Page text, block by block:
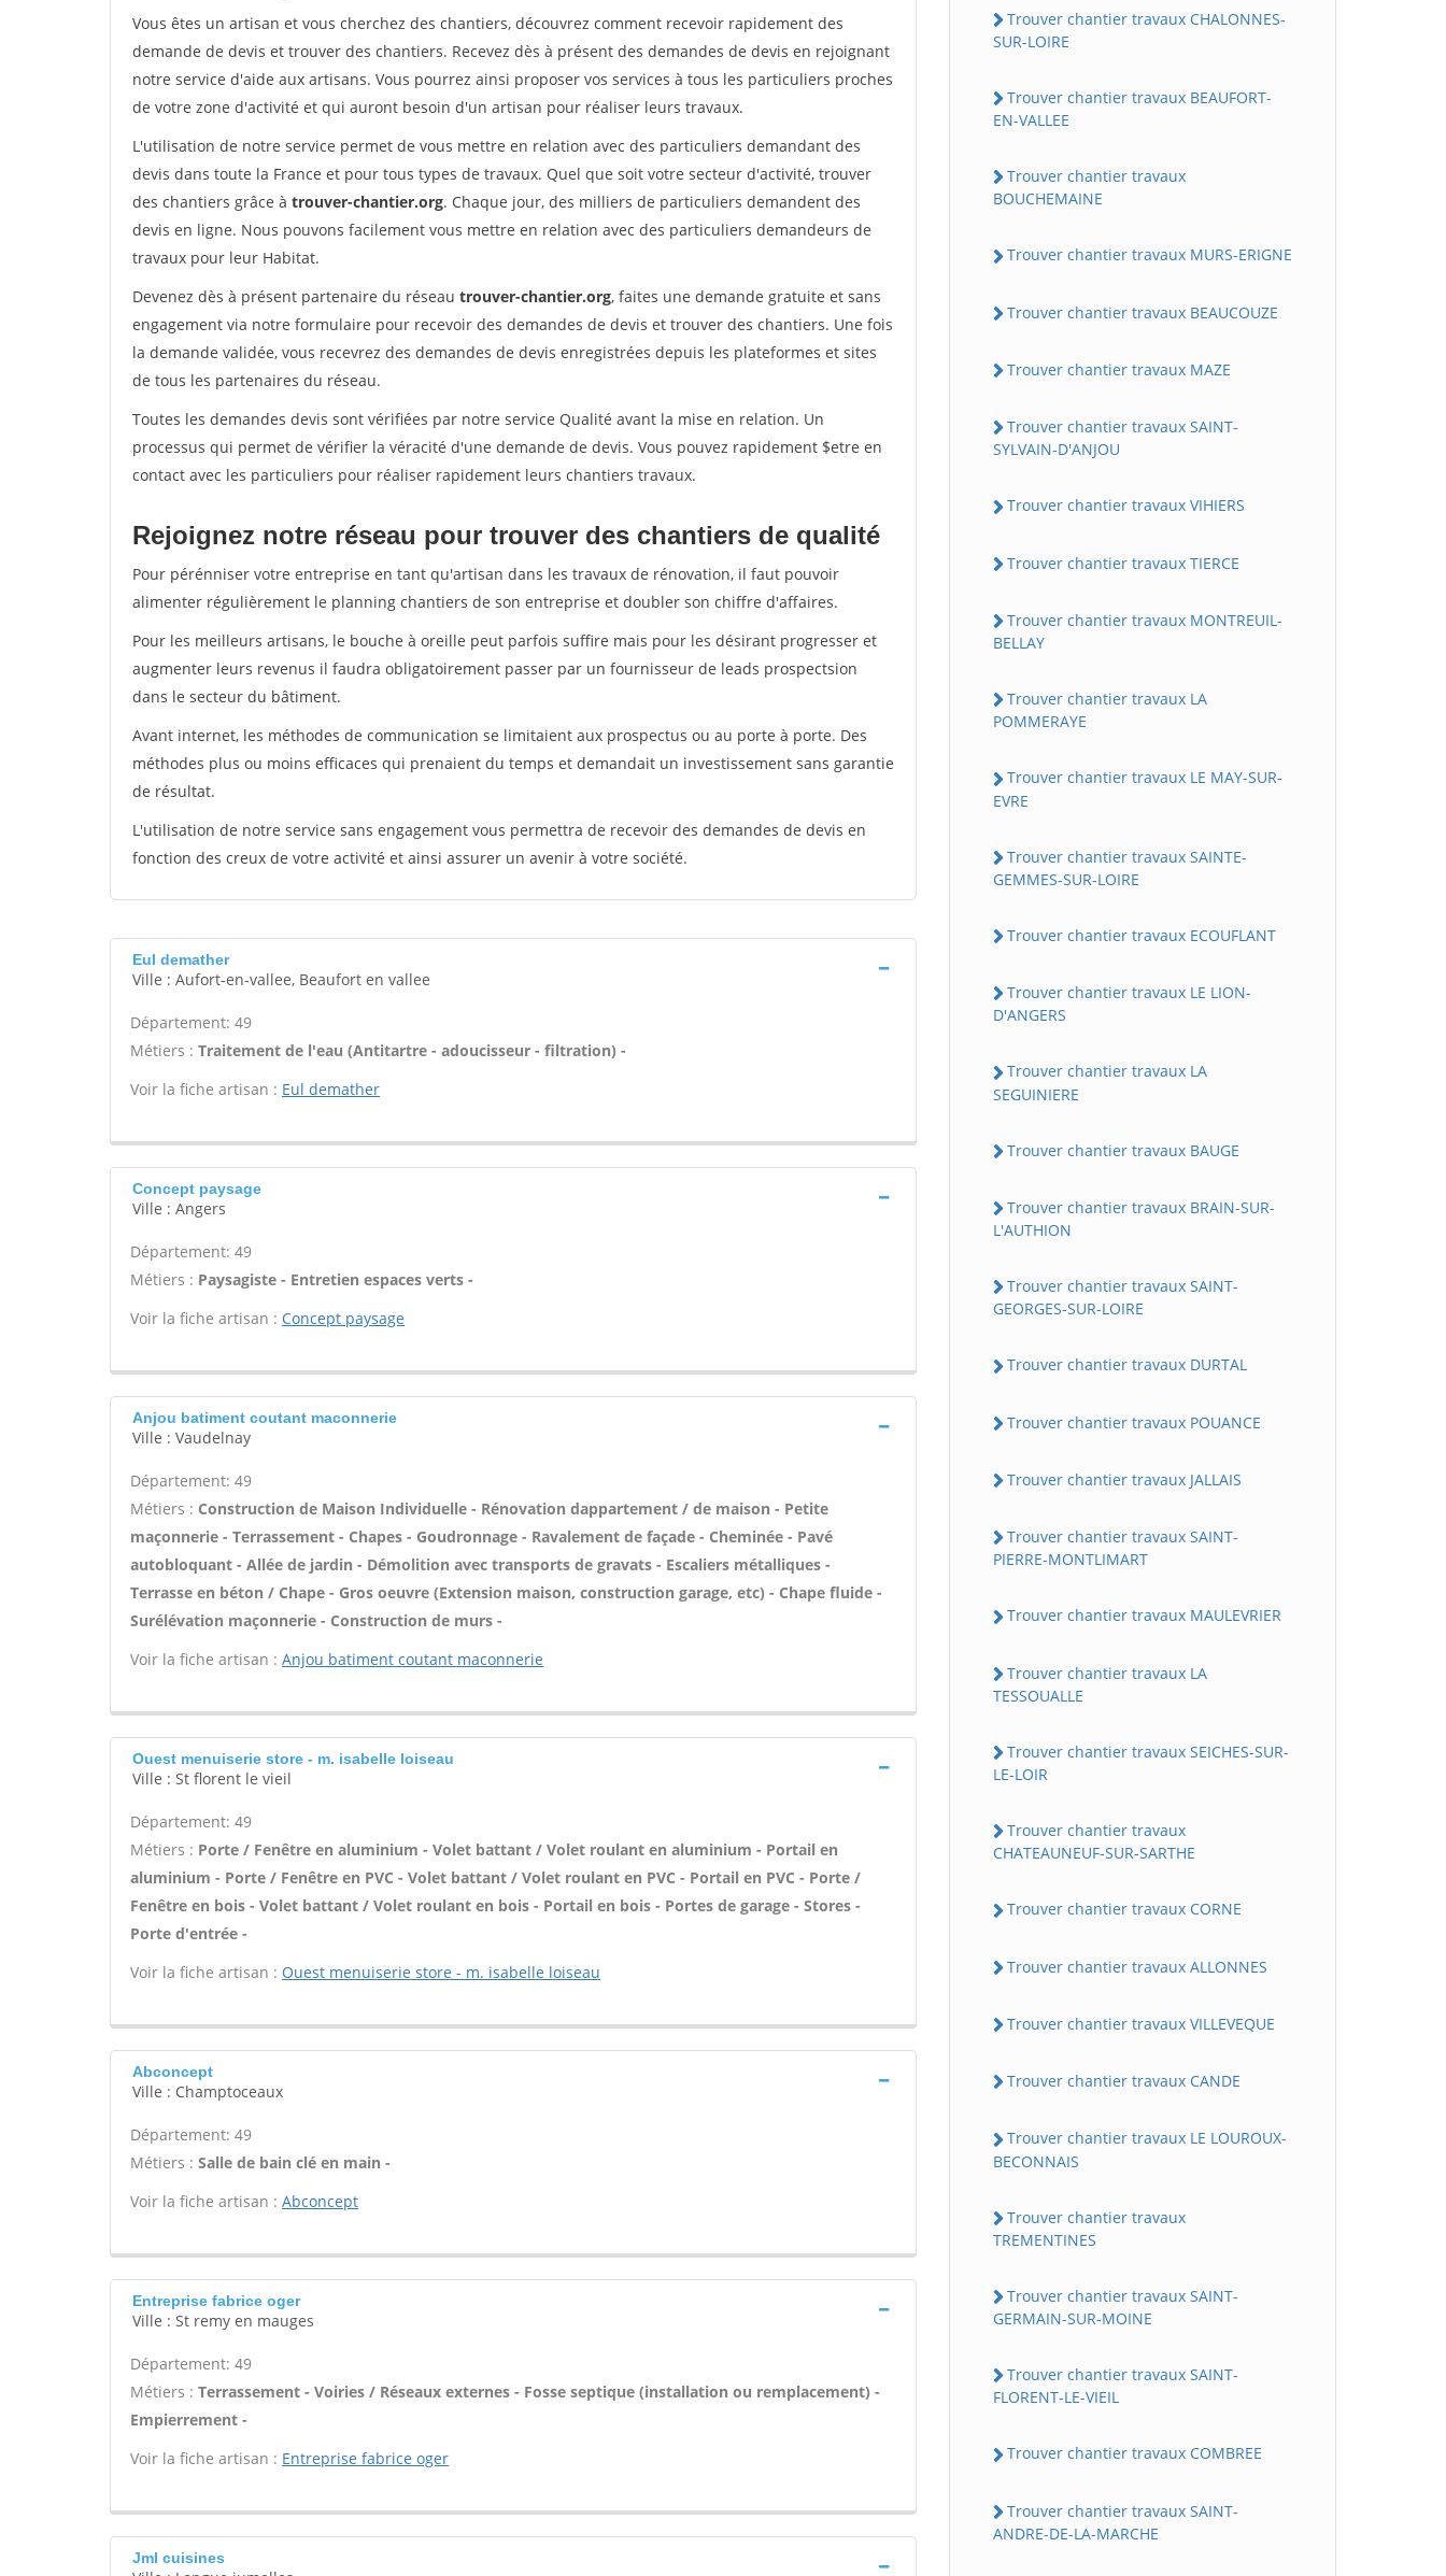
Vous êtes un artisan et vous cherchez des chantiers, découvrez comment recevoir rapidement des
demande de devis et trouver des chantiers. Recevez dès à présent des demandes de devis en rejoignant
notre service d'aide aux artisans. Vous pourrez ainsi proposer vos services à tous les particuliers proches
de votre zone d'activité et qui auront besoin d'un artisan pour réaliser leurs travaux.
L'utilisation de notre service permet de vous mettre en relation avec des particuliers demandant des
devis dans toute la France et pour tous types de travaux. Quel que soit votre secteur d'activité, trouver
des chantiers grâce à trouver-chantier.org. Chaque jour, des milliers de particuliers demandent des
devis en ligne. Nous pouvons facilement vous mettre en relation avec des particuliers demandeurs de
travaux pour leur Habitat.
Devenez dès à présent partenaire du réseau trouver-chantier.org, faites une demande gratuite et sans
engagement via notre formulaire pour recevoir des demandes de devis et trouver des chantiers. Une fois
la demande validée, vous recevrez des demandes de devis enregistrées depuis les plateformes et sites
de tous les partenaires du réseau.
Toutes les demandes devis sont vérifiées par notre service Qualité avant la mise en relation. Un
processus qui permet de vérifier la véracité d'une demande de devis. Vous pouvez rapidement $etre en
contact avec les particuliers pour réaliser rapidement leurs chantiers travaux.
Rejoignez notre réseau pour trouver des chantiers de qualité
Pour pérénniser votre entreprise en tant qu'artisan dans les travaux de rénovation, il faut pouvoir
alimenter régulièrement le planning chantiers de son entreprise et doubler son chiffre d'affaires.
Pour les meilleurs artisans, le bouche à oreille peut parfois suffire mais pour les désirant progresser et
augmenter leurs revenus il faudra obligatoirement passer par un fournisseur de leads prospectsion
dans le secteur du bâtiment.
Avant internet, les méthodes de communication se limitaient aux prospectus ou au porte à porte. Des
méthodes plus ou moins efficaces qui prenaient du temps et demandait un investissement sans garantie
de résultat.
L'utilisation de notre service sans engagement vous permettra de recevoir des demandes de devis en
fonction des creux de votre activité et ainsi assurer un avenir à votre société.
Eul demather
Ville : Aufort-en-vallee, Beaufort en vallee
Département: 49
Métiers : Traitement de l'eau (Antitartre - adoucisseur - filtration) -
Voir la fiche artisan : Eul demather
Concept paysage
Ville : Angers
Département: 49
Métiers : Paysagiste - Entretien espaces verts -
Voir la fiche artisan : Concept paysage
Anjou batiment coutant maconnerie
Ville : Vaudelnay
Département: 49
Métiers : Construction de Maison Individuelle - Rénovation dappartement / de maison - Petite
maçonnerie - Terrassement - Chapes - Goudronnage - Ravalement de façade - Cheminée - Pavé
autobloquant - Allée de jardin - Démolition avec transports de gravats - Escaliers métalliques -
Terrasse en béton / Chape - Gros oeuvre (Extension maison, construction garage, etc) - Chape fluide -
Surélévation maçonnerie - Construction de murs -
Voir la fiche artisan : Anjou batiment coutant maconnerie
Ouest menuiserie store - m. isabelle loiseau
Ville : St florent le vieil
Département: 49
Métiers : Porte / Fenêtre en aluminium - Volet battant / Volet roulant en aluminium - Portail en
aluminium - Porte / Fenêtre en PVC - Volet battant / Volet roulant en PVC - Portail en PVC - Porte /
Fenêtre en bois - Volet battant / Volet roulant en bois - Portail en bois - Portes de garage - Stores -
Porte d'entrée -
Voir la fiche artisan : Ouest menuiserie store - m. isabelle loiseau
Abconcept
Ville : Champtoceaux
Département: 49
Métiers : Salle de bain clé en main -
Voir la fiche artisan : Abconcept
Entreprise fabrice oger
Ville : St remy en mauges
Département: 49
Métiers : Terrassement - Voiries / Réseaux externes - Fosse septique (installation ou remplacement) -
Empierrement -
Voir la fiche artisan : Entreprise fabrice oger
Jml cuisines
Trouver chantier travaux CHALONNES-
SUR-LOIRE
Trouver chantier travaux BEAUFORT-
EN-VALLEE
Trouver chantier travaux
BOUCHEMAINE
Trouver chantier travaux MURS-ERIGNE
Trouver chantier travaux BEAUCOUZE
Trouver chantier travaux MAZE
Trouver chantier travaux SAINT-
SYLVAIN-D'ANJOU
Trouver chantier travaux VIHIERS
Trouver chantier travaux TIERCE
Trouver chantier travaux MONTREUIL-
BELLAY
Trouver chantier travaux LA
POMMERAYE
Trouver chantier travaux LE MAY-SUR-
EVRE
Trouver chantier travaux SAINTE-
GEMMES-SUR-LOIRE
Trouver chantier travaux ECOUFLANT
Trouver chantier travaux LE LION-
D'ANGERS
Trouver chantier travaux LA
SEGUINIERE
Trouver chantier travaux BAUGE
Trouver chantier travaux BRAIN-SUR-
L'AUTHION
Trouver chantier travaux SAINT-
GEORGES-SUR-LOIRE
Trouver chantier travaux DURTAL
Trouver chantier travaux POUANCE
Trouver chantier travaux JALLAIS
Trouver chantier travaux SAINT-
PIERRE-MONTLIMART
Trouver chantier travaux MAULEVRIER
Trouver chantier travaux LA
TESSOUALLE
Trouver chantier travaux SEICHES-SUR-
LE-LOIR
Trouver chantier travaux
CHATEAUNEUF-SUR-SARTHE
Trouver chantier travaux CORNE
Trouver chantier travaux ALLONNES
Trouver chantier travaux VILLEVEQUE
Trouver chantier travaux CANDE
Trouver chantier travaux LE LOUROUX-
BECONNAIS
Trouver chantier travaux
TREMENTINES
Trouver chantier travaux SAINT-
GERMAIN-SUR-MOINE
Trouver chantier travaux SAINT-
FLORENT-LE-VIEIL
Trouver chantier travaux COMBREE
Trouver chantier travaux SAINT-
ANDRE-DE-LA-MARCHE